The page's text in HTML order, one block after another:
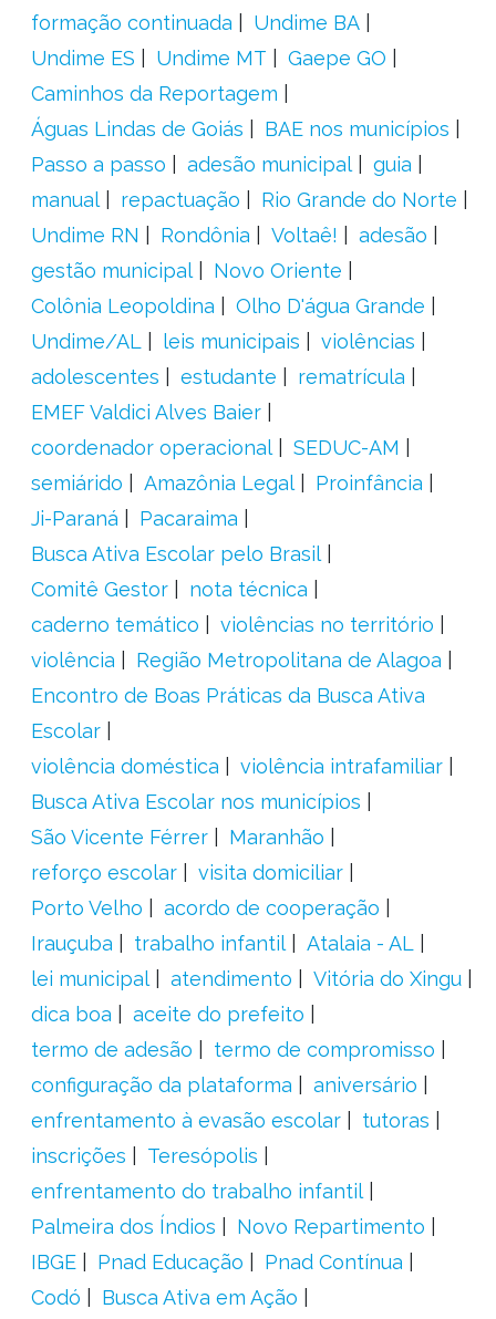
formação continuada
Undime BA
Undime ES
Undime MT
Gaepe GO
Caminhos da Reportagem
Águas Lindas de Goiás
BAE nos municípios
Passo a passo
adesão municipal
guia
manual
repactuação
Rio Grande do Norte
Undime RN
Rondônia Voltaê!
adesão
gestão municipal
Novo Oriente
Colônia Leopoldina
Olho D'água Grande
Undime/AL
leis municipais
violências
adolescentes
estudante
rematrícula
EMEF Valdici Alves Baier
coordenador operacional
SEDUC-AM
semiárido
Amazônia Legal
Proinfância
Ji-Paraná
Pacaraima
Busca Ativa Escolar pelo Brasil
Comitê Gestor
nota técnica
caderno temático
violências no território
violência
Região Metropolitana de Alagoa
Encontro de Boas Práticas da Busca Ativa
Escolar
violência doméstica
violência intrafamiliar
Busca Ativa Escolar nos municípios
São Vicente Férrer
Maranhão
reforço escolar
visita domiciliar
Porto Velho
acordo de cooperação
Irauçuba
trabalho infantil
Atalaia - AL
lei municipal
atendimento
Vitória do Xingu
dica boa
aceite do prefeito
termo de adesão
termo de compromisso
configuração da plataforma
aniversário
enfrentamento à evasão escolar
tutoras
inscrições
Teresópolis
enfrentamento do trabalho infantil
Palmeira dos Índios
Novo Repartimento
IBGE
Pnad Educação
Pnad Contínua
Codó
Busca Ativa em Ação